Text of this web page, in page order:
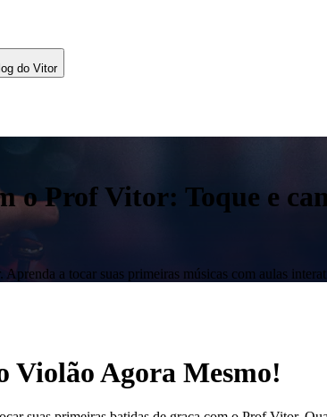
do Vitor
o Prof Vitor: Toque e
a tocar suas primeiras músicas com aulas
Violão Agora Mesmo!